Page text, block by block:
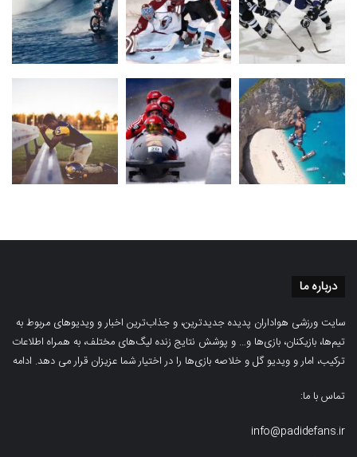
درباره ما
سایت ورزشی هواداران پدیده جدیدترین، و جذاب‌ترین اخبار و ویدیوهای مربوط به
تیم‌ها، بازیکنان، بازی‌ها و… و پوشش نتایج زنده لیگ‌های مختلف، به همراه اطلاعات
ترکیب، امار و ویدیو‌‌ گل‌ و خلاصه بازی‌ها را در اختیار شما عزیزان قرار می دهد. ادامه
تماس با ما:
info@padidefans.ir